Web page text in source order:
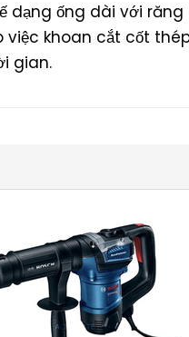
dạng ống dài với
khoan cắt cốt
gian.